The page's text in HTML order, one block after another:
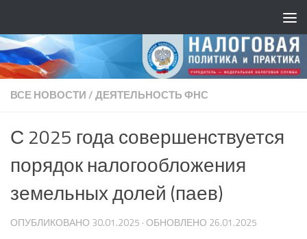
ВСЕ НОВОСТИ/ДЕЯТЕЛЬНОСТЬ ФНС
С 2025 года совершенствуется
порядок налогообложения
земельных долей (паев)
ОПУБЛИКОВАНО 30.01.2025 · ОБНОВЛЕНО 26.01.2025